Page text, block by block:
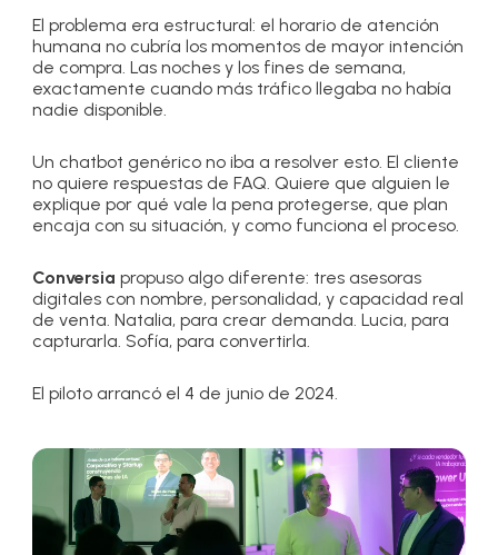
El problema era estructural: el horario de atención
humana no cubría los momentos de mayor intención
de compra. Las noches y los fines de semana,
exactamente cuando más tráfico llegaba no había
nadie disponible.
Un chatbot genérico no iba a resolver esto. El cliente
no quiere respuestas de FAQ. Quiere que alguien le
explique por qué vale la pena protegerse, que plan
encaja con su situación, y como funciona el proceso.
Conversiapropuso algo diferente: tres asesoras
digitales con nombre, personalidad, y capacidad real
de venta. Natalia, para crear demanda. Lucia, para
capturarla. Sofía, para convertirla.
El piloto arrancó el 4 de junio de 2024.